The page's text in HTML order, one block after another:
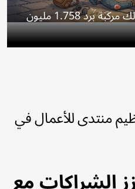
«مدنية دبي» تلزم سائقاً ومالك مركبة برد 1.758 مليون
منتدى للأعمال في